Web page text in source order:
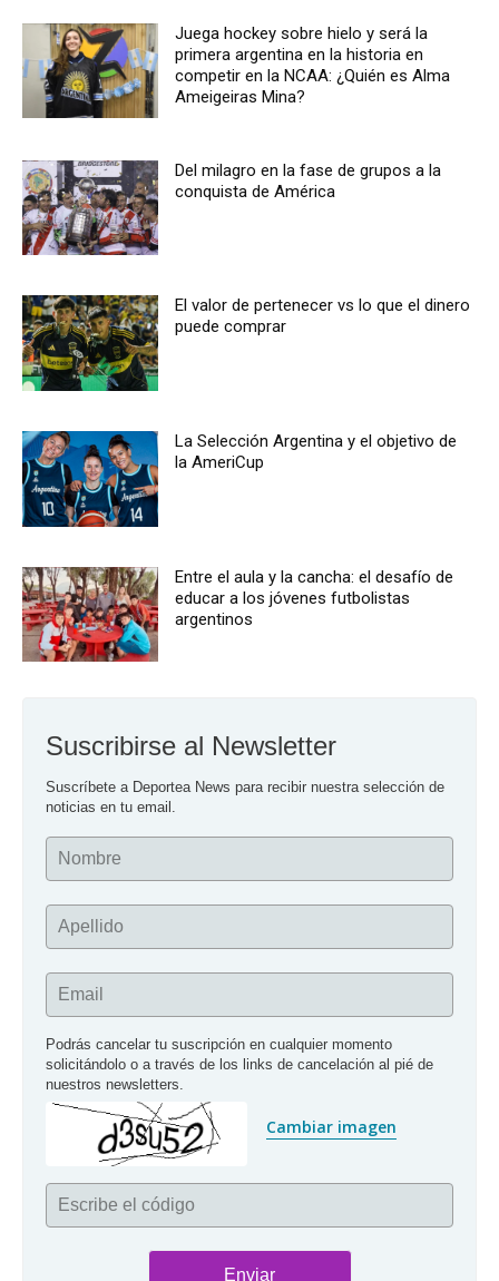
Juega hockey sobre hielo y será la
primera argentina en la historia en
competir en la NCAA: ¿Quién es Alma
Ameigeiras Mina?
Del milagro en la fase de grupos a la
conquista de América
El valor de pertenecer vs lo que el dinero
puede comprar
La Selección Argentina y el objetivo de
la AmeriCup
Entre el aula y la cancha: el desafío de
educar a los jóvenes futbolistas
argentinos
Suscribirse al Newsletter
Suscríbete a Deportea News para recibir nuestra selección de
noticias en tu email.
Nombre
Apellido
Email
Podrás cancelar tu suscripción en cualquier momento
solicitándolo o a través de los links de cancelación al pié de
nuestros newsletters.
Cambiar imagen
Escribe el código